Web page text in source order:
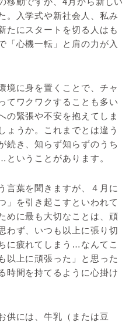
。入学式や新社会人、私み
たにスタートを切る人はも
「心機一転」と肩の力が入
に身を置くことで、チャ
てワクワクすることも多い
の緊張や不安を抱えてしま
ょうか。これまでとは違う
続き、知らず知らずのうち
いうことがあります。
葉を聞きますが、４月に
」を引き起こすといわれて
めに最も大切なことは、頑
わず、いつも以上に張り切
に疲れてしまう…なんてこ
以上に頑張った」と思った
時間を持てるように心掛け
供には、牛乳（または豆